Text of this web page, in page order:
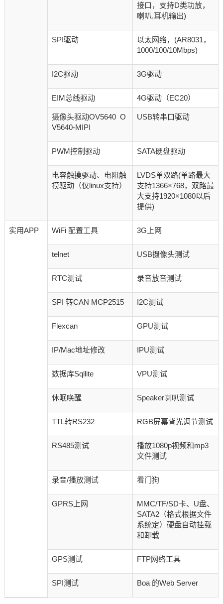
接口，支持D类功放，
喇叭,耳机输出)
SPI驱动
以太网络，(AR8031，
1000/100/10Mbps)
I2C驱动 3G驱动
EIM总线驱动 4G驱动（EC20）
摄像头驱动OV5640 O
V5640-MIPI
USB转串口驱动
PWM控制驱动 SATA硬盘驱动
电容触摸驱动、电阻触
摸驱动（仅linux支持）
LVDS单双路(单路最大
支持1366×768，双路最
大支持1920×1080以后
提供)
实用APP WiFi 配置工具 3G上网
telnet USB摄像头测试
RTC测试 录音放音测试
SPI 转CAN MCP2515 I2C测试
Flexcan GPU测试
IP/Mac地址修改 IPU测试
数据库Sqllite VPU测试
休眠唤醒 Speaker喇叭测试
TTL转RS232 RGB屏幕背光调节测试
RS485测试
播放1080p视频和mp3
文件测试
录音/播放测试 看门狗
GPRS上网
MMC/TF/SD卡、U盘、
SATA2（格式根据文件
系统定）硬盘自动挂载
和卸载
GPS测试 FTP网络工具
SPI测试 Boa 的Web Server